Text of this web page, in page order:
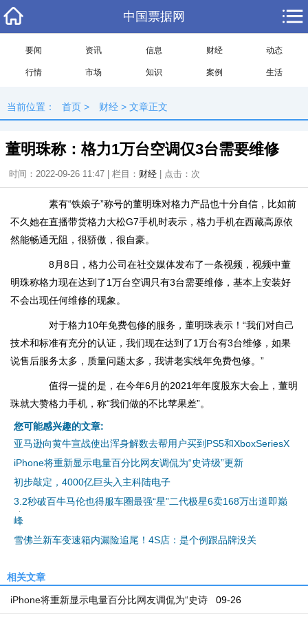
中国票据网
要闻 资讯 信息 财经 动态
行情 市场 知识 案例 生活
当前位置： 首页 > 财经 > 文章正文
董明珠称：格力1万台空调仅3台需要维修
时间：2022-09-26 11:47 | 栏目： 财经 | 点击： 次
素有“铁娘子”称号的董明珠对格力产品也十分自信，比如前
不久她在直播带货格力大松G7手机时表示，格力手机在西藏高原依
然能畅通无阻，很骄傲，很自豪。
8月8日，格力公司在社交媒体发布了一条视频，视频中董
明珠称格力现在达到了1万台空调只有3台需要维修，基本上安装好
不会出现任何维修的现象。
对于格力10年免费包修的服务，董明珠表示！“我们对自己
技术和标准有充分的认证，我们现在达到了1万台有3台维修，如果
说售后服务太多，质量问题太多，我讲老实线年免费包修。”
值得一提的是，在今年6月的2021年年度股东大会上，董明
珠就大赞格力手机，称“我们做的不比苹果差”。
您可能感兴趣的文章:
亚马逊向黄牛宣战使出浑身解数去帮用户买到PS5和XboxSeriesX
iPhone将重新显示电量百分比网友调侃为“史诗级”更新
初步敲定，4000亿巨头入主科陆电子
3.2秒破百牛马伦也得服车圈最强“星”二代极星6卖168万出道即巅
峰
雪佛兰新车变速箱内漏险追尾！4S店：是个例跟品牌没关
相关文章
09-26
iPhone将重新显示电量百分比网友调侃为“史诗